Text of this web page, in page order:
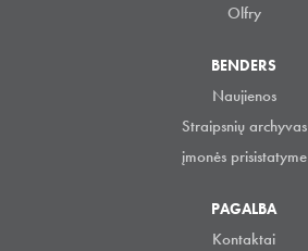
Olfry
BENDERS
Naujienos
Straipsnių archyvas
įmonės prisistatyme
PAGALBA
Kontaktai